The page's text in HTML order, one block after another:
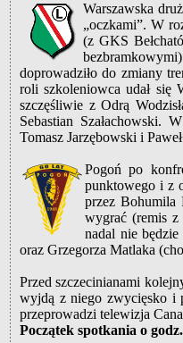
Warszawska
„oczkami”. W
(z GKS
doprowadziło do zmiany
roli szkoleniowca udał się
szczęśliwie z Odrą
Sebastian Szałachowski.
Tomasz Jarzębowski i
Pogoń po
punktowego i z
przez Bohumila
wygrać (remis
nadal nie
oraz Grzegorza Matlaka
Przed szczecinianami
wyjdą z niego zwycięsko i
przeprowadzi telewizja
Początek spotkania o